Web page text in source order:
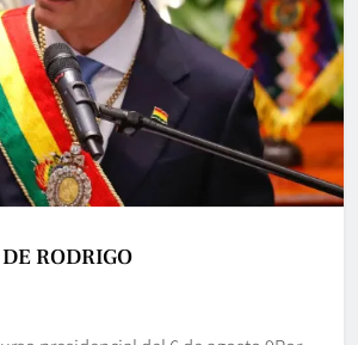
RODRIGO